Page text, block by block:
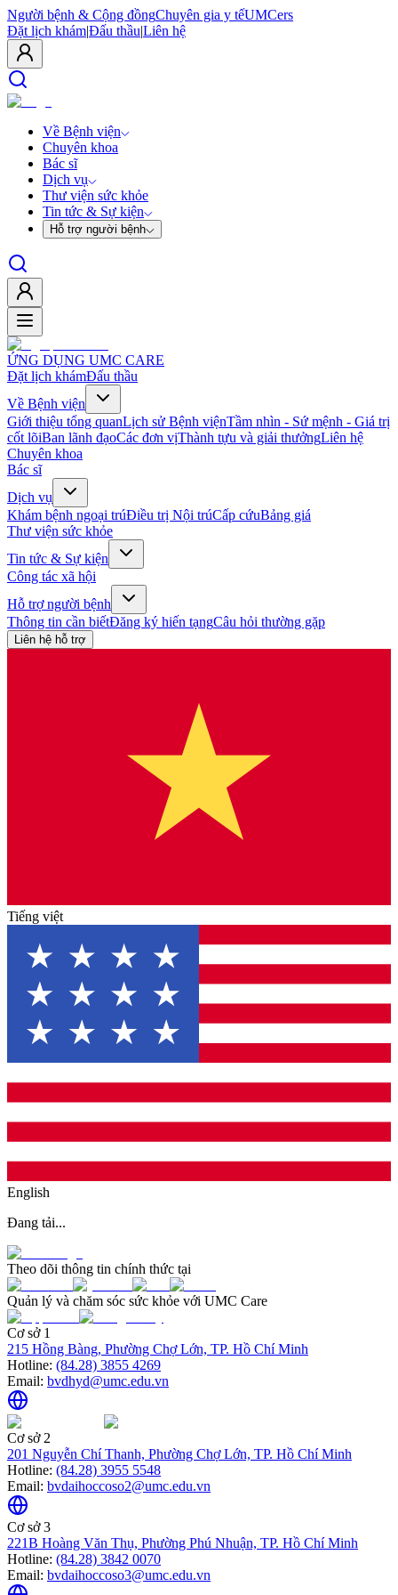
Người bệnh & Cộng đồngChuyên gia y tếUMCers
Đặt lịch khám|Đấu thầu|Liên hệ
Về Bệnh viện
Chuyên khoa
Bác sĩ
Dịch vụ
Thư viện sức khỏe
Tin tức & Sự kiện
Hỗ trợ người bệnh
ỨNG DỤNG UMC CARE
Đặt lịch khámĐấu thầu
Về Bệnh viện
Giới thiệu tổng quanLịch sử Bệnh việnTầm nhìn - Sứ mệnh - Giá trị
cốt lõiBan lãnh đạoCác đơn vịThành tựu và giải thưởngLiên hệ
Chuyên khoa
Bác sĩ
Dịch vụ
Khám bệnh ngoại trúĐiều trị Nội trúCấp cứuBảng giá
Thư viện sức khỏe
Tin tức & Sự kiện
Công tác xã hội
Hỗ trợ người bệnh
Thông tin cần biếtĐăng ký hiến tạngCâu hỏi thường gặp
Liên hệ hỗ trợ
Tiếng việt
English
Đang tải...
Theo dõi thông tin chính thức tại
Quản lý và chăm sóc sức khỏe với UMC Care
Cơ sở 1
215 Hồng Bàng, Phường Chợ Lớn, TP. Hồ Chí Minh
Hotline: (84.28) 3855 4269
Email: bvdhyd@umc.edu.vn
Cơ sở 2
201 Nguyễn Chí Thanh, Phường Chợ Lớn, TP. Hồ Chí Minh
Hotline: (84.28) 3955 5548
Email: bvdaihoccoso2@umc.edu.vn
Cơ sở 3
221B Hoàng Văn Thụ, Phường Phú Nhuận, TP. Hồ Chí Minh
Hotline: (84.28) 3842 0070
Email: bvdaihoccoso3@umc.edu.vn